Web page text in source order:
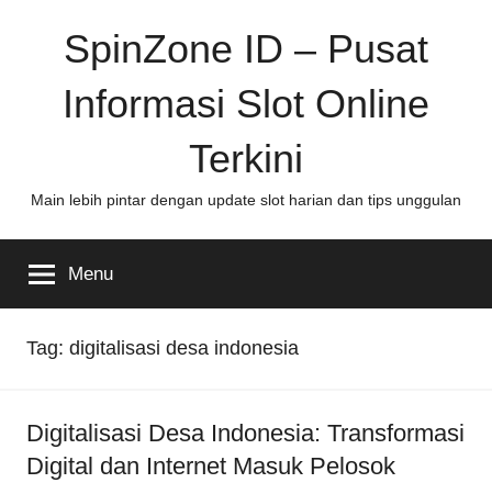
SpinZone ID – Pusat
Informasi Slot Online
Terkini
Main lebih pintar dengan update slot harian dan tips unggulan
Menu
Tag: digitalisasi desa indonesia
Digitalisasi Desa Indonesia: Transformasi
Digital dan Internet Masuk Pelosok